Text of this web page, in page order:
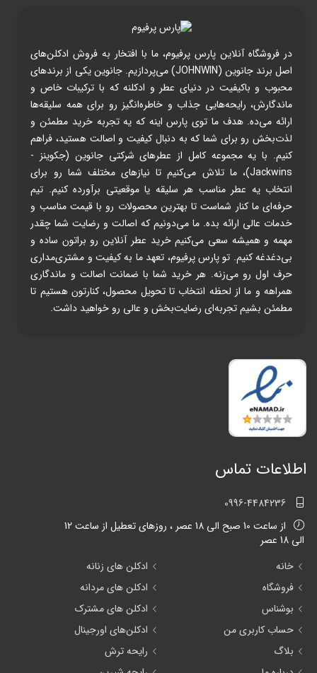
در فروشگاه آنلاین پارس پرفیوم، ما با افتخار به فروش ادکلن‌های
اصل برند جانوین (JOHNWIN) می‌پردازیم. جانوین یکی از برندهای
محبوب و باکیفیت در دنیای عطر و ادکلنه که با ترکیبات خاص و
ماندگارش، رایحه‌هایی جذاب و خاطره‌انگیز رو برای همه سلیقه‌ها
ارائه می‌ده. هدف ما توی پارس اینه که یه تجربه خرید مطمئن و
لذت‌بخش رو برای شما که به دنبال کیفیت و اصالت هستید، فراهم
کنیم. با یه مجموعه کامل از عطرهای شرکتی جانوین (جکوینز -
Jackwins)، ما تلاش می‌کنیم تا نیازهای مختلف شما رو برای
انتخاب یه عطر مناسب هر سلیقه یا موقعیتی برآورده کنیم. تیم
حرفه‌ای ما کنار شماست تا بهترین محصولات رو با قیمت مناسب و
خدمات عالی ارائه بده. ما می‌دونیم که اصالت و رضایت شما چقدر
مهمه و همیشه سعی می‌کنیم خرید عطر آنلاین رو براتون ساده و
بی‌دغدغه کنیم. تو پارس پرفیوم، تعهد ما به کیفیت و مشتری‌مداری
حرف اول رو می‌زنه. هر خرید شما با ضمانت اصالت و ماندگاری
همراهه و ما از لحظه انتخاب تا تحویل محصول، کنارتون هستیم تا
مطمئن بشیم تجربه‌ای رضایت‌بخش و عالی رو خواهید داشت.
اطلاعات تماس
0996-4484236
از ساعت 10 صبح الی 18 عصر ، روزهای تعطیل از ساعت 12
الی 18 عصر
خانه
فروشگاه
بوشناس
حساب کاربری من
بلاگ
ادکلن های زنانه
ادکلن های مردانه
ادکلن های مشترک
ادکلن‌های اورجینال
رایحه ترش